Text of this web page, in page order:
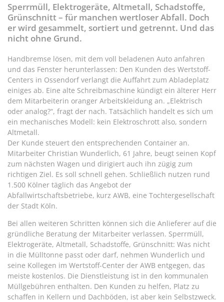
Sperrmüll, Elektrogeräte, Altmetall, Schadstoffe,
Grünschnitt – für manchen wertloser Abfall. Doch
er wird gesammelt, sortiert und getrennt. Und das
nicht ohne Grund.
Handbremse lösen, mit dem voll beladenen Auto anfahren
und das Fenster herunterlassen: Den Kunden des Wertstoff-
Centers in Ossendorf verlangt die Auffahrt zum Abladeplatz
einiges ab. Eine alte Schreibmaschine kündigt ein älterer Herr
dem Mitarbeiterin oranger Arbeitskleidung an. „Elektrisch
oder analog?“, fragt der nach. Tatsächlich handelt es sich um
ein mechanisches Modell: kein Elektroschrott also, sondern
Altmetall.
Der Kunde steuert den entsprechenden Container an.
Mitarbeiter Christian Wunderlich, 61 Jahre, beugt seinen Kopf
zum nächsten Wagen und dirigiert auch ihn zügig zum
richtigen Ziel. Es soll schnell gehen. Schließlich nutzen rund
1.500 Kölner täglich das Angebot der
Abfallwirtschaftsbetriebe, kurz AWB, eine Tochtergesellschaft
der Stadt Köln.
Bei allen weiteren Schritten können sich die Anlieferer auf die
gründliche Beratung der Mitarbeiter verlassen. Sperrmüll,
Elektrogeräte, Altmetall, Schadstoffe, Grünschnitt: Was nicht
in die Mülltonne passt oder darf, nehmen Wunderlich und
seine Kollegen im Wertstoff-Center der AWB entgegen, das
meiste kostenlos. Die Dienstleistung ist in den kommunalen
Müllgebühren enthalten. Den Kunden zu helfen, Platz zu
schaffen in Kellern und Dachböden, ist aber kein Selbstzweck.